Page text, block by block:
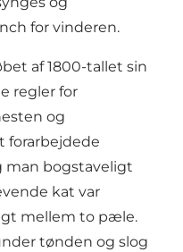
for vinderen.
af 1800-tallet sin
regler for
og
forarbejdede
man bogstaveligt
kat var
mellem to pæle.
tønden og slog